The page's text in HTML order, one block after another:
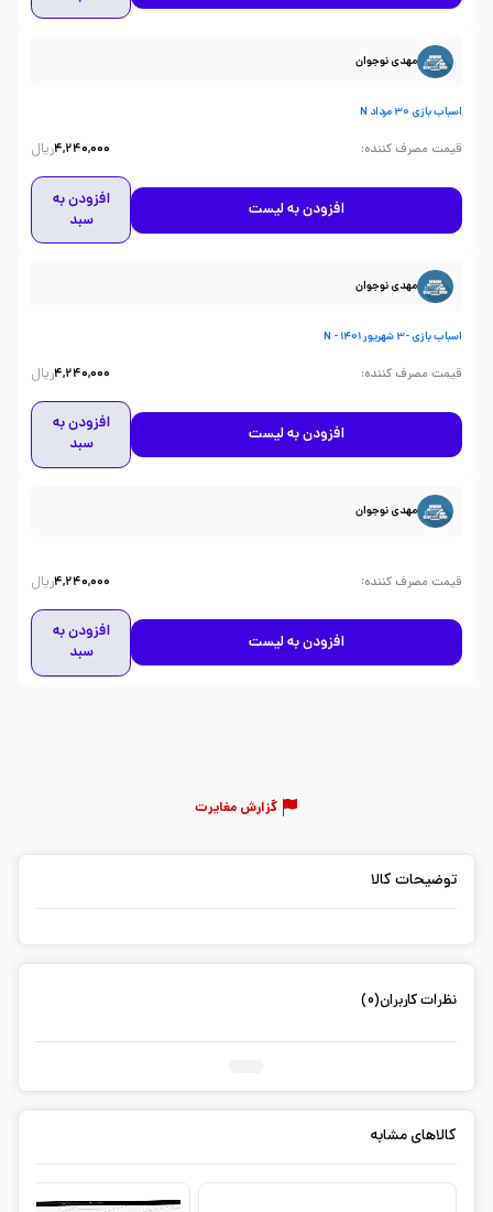
مهدی نوجوان
اسباب بازی 30 مرداد N
قیمت مصرف کننده:
4,240,000ریال
افزودن به لیست
افزودن به
سبد
مهدی نوجوان
اسباب بازی -3 شهریور 1401 - N
قیمت مصرف کننده:
4,240,000ریال
افزودن به لیست
افزودن به
سبد
مهدی نوجوان
قیمت مصرف کننده:
4,240,000ریال
افزودن به لیست
افزودن به
سبد
گزارش مغایرت
توضیحات کالا
نظرات کاربران(0)
کالاهای مشابه